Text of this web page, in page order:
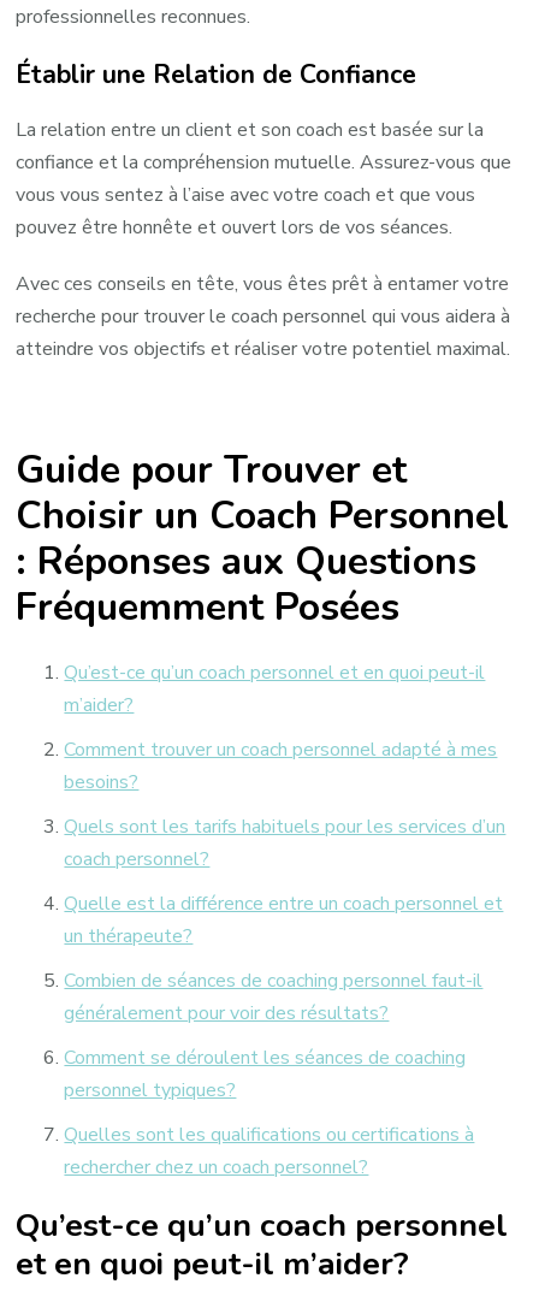
professionnelles reconnues.
Établir une Relation de Confiance
La relation entre un client et son coach est basée sur la
confiance et la compréhension mutuelle. Assurez-vous que
vous vous sentez à l’aise avec votre coach et que vous
pouvez être honnête et ouvert lors de vos séances.
Avec ces conseils en tête, vous êtes prêt à entamer votre
recherche pour trouver le coach personnel qui vous aidera à
atteindre vos objectifs et réaliser votre potentiel maximal.
Guide pour Trouver et
Choisir un Coach Personnel
: Réponses aux Questions
Fréquemment Posées
Qu’est-ce qu’un coach personnel et en quoi peut-il
m’aider?
Comment trouver un coach personnel adapté à mes
besoins?
Quels sont les tarifs habituels pour les services d’un
coach personnel?
Quelle est la différence entre un coach personnel et
un thérapeute?
Combien de séances de coaching personnel faut-il
généralement pour voir des résultats?
Comment se déroulent les séances de coaching
personnel typiques?
Quelles sont les qualifications ou certifications à
rechercher chez un coach personnel?
Qu’est-ce qu’un coach personnel
et en quoi peut-il m’aider?